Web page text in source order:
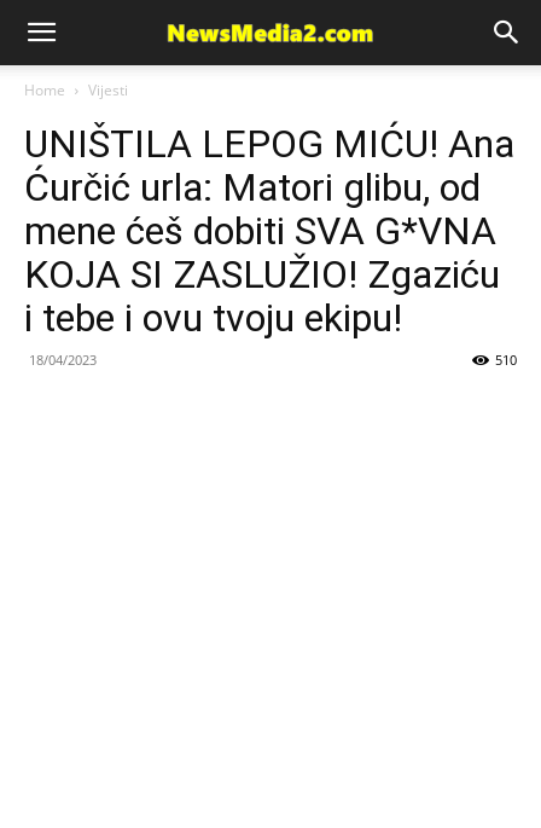
News
Home Vijesti
UNIŠTILA LEPOG MIĆU! Ana
Ćurčić urla: Matori glibu, od
mene ćeš dobiti SVA G*VNA
KOJA SI ZASLUŽIO! Zgaziću
i tebe i ovu tvoju ekipu!
18/04/2023 510